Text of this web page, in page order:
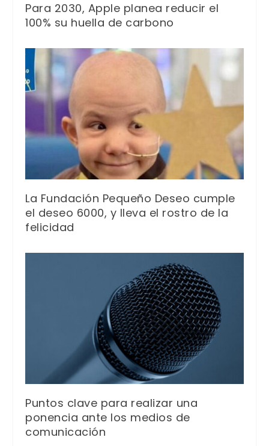
Para 2030, Apple planea reducir el
100% su huella de carbono
La Fundación Pequeño Deseo cumple
el deseo 6000, y lleva el rostro de la
felicidad
Puntos clave para realizar una
ponencia ante los medios de
comunicación